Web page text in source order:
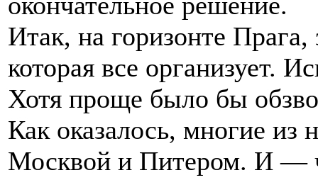
Итак, на горизонте
которая все организует.
Хотя проще было бы
Как оказалось, многие
Москвой и Питером. И —